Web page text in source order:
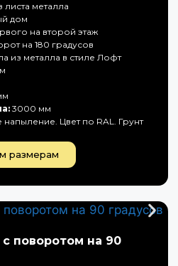
листа металла
дом
на второй этаж
на 180 градусов
из металла в стиле Лофт
3000 мм
Цвет по RAL. Грунт
размерам
поворотом на 90